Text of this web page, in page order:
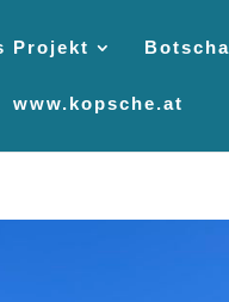
Projekt
www.kopsche.at